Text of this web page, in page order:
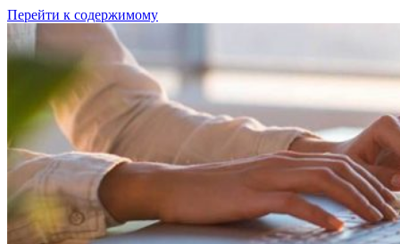
Перейти к содержимому